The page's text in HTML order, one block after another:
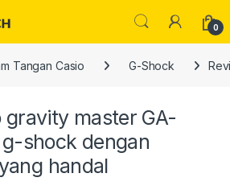
0
Tangan Casio G-Shock
gravity master GA-
shock dengan
handal